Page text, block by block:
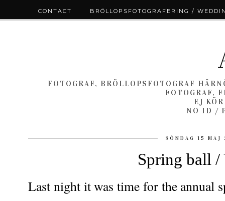
FOTOGRAF, BRÖLLOPSFOTOGRAF
FOTOGRAF,
EJ
NO ID /
SÖNDAG 15 MAJ
Spring ball /
Last night it was time for the annual
CONTACT BRÖLLOPSFOTOGRAFERING /